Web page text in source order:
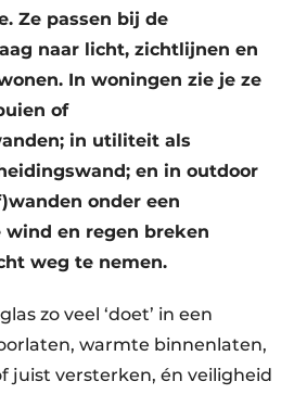
Ze passen bij de
naar licht, zichtlijnen en
In woningen zie je ze
of
in utiliteit als
en in outdoor
onder een
en regen breken
weg te nemen.
zo veel ‘doet’ in een
warmte binnenlaten,
juist versterken, én veiligheid